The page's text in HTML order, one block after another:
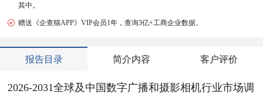
其中。
赠送《企查猫APP》VIP会员1年，查询3亿+工商企业数据。
报告目录 简介内容 客户评价
2026-2031全球及中国数字广播和摄影相机行业市场调